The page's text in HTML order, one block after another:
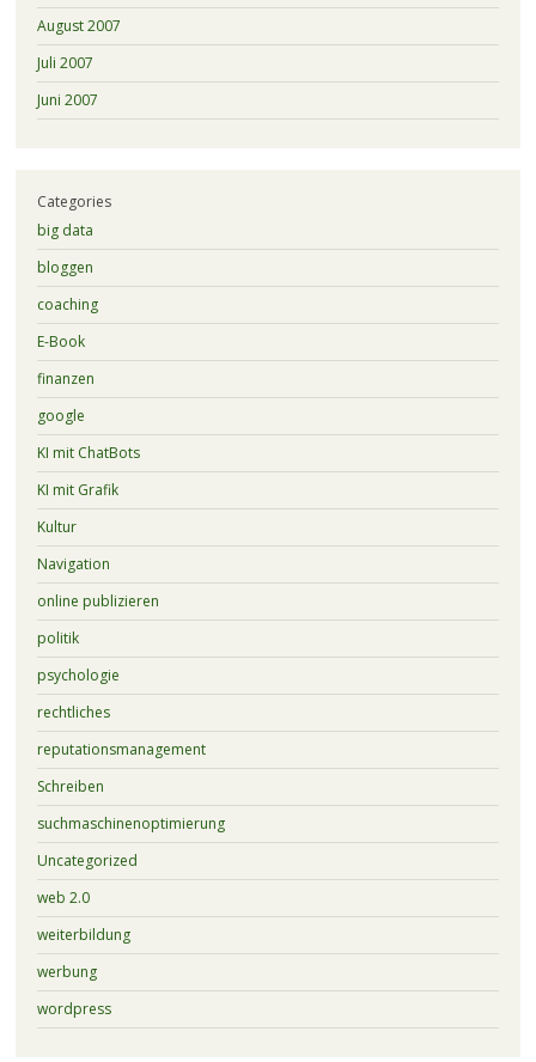
August 2007
Juli 2007
Juni 2007
Categories
big data
bloggen
coaching
E-Book
finanzen
google
KI mit ChatBots
KI mit Grafik
Kultur
Navigation
online publizieren
politik
psychologie
rechtliches
reputationsmanagement
Schreiben
suchmaschinenoptimierung
Uncategorized
web 2.0
weiterbildung
werbung
wordpress